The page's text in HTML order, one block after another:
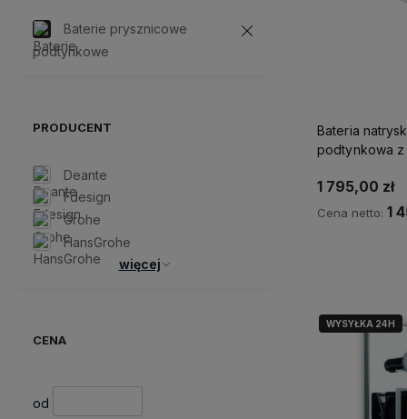
Baterie prysznicowe
podtynkowe
PRODUCENT
Deante
Fdesign
Grohe
HansGrohe
więcej
CENA
od
Bateria
podtynkowa z
1 795,00 zł
Cena netto: 1
WYSYŁKA 24H